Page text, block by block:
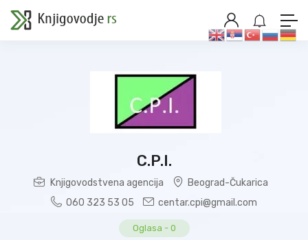
C.P.I.
Knjigovodstvena agencija
Beograd-Čukarica
060 323 53 05
centar.cpi@gmail.com
Oglasa - 0